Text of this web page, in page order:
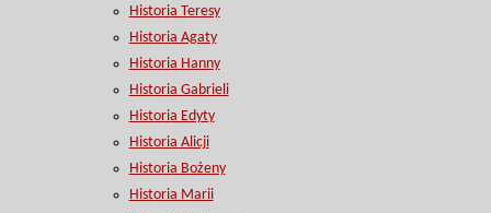
Historia Teresy
Historia Agaty
Historia Hanny
Historia Gabrieli
Historia Edyty
Historia Alicji
Historia Bożeny
Historia Marii